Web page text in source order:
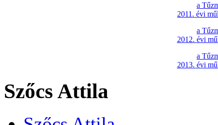
a
2011. évi
a
2012. évi
a
2013. évi
Szőcs Attila